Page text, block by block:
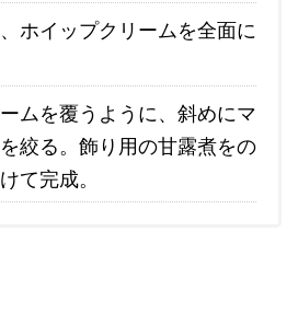
ホイップクリームを全面に
ムを覆うように、斜めにマ
絞る。飾り用の甘露煮をの
て完成。